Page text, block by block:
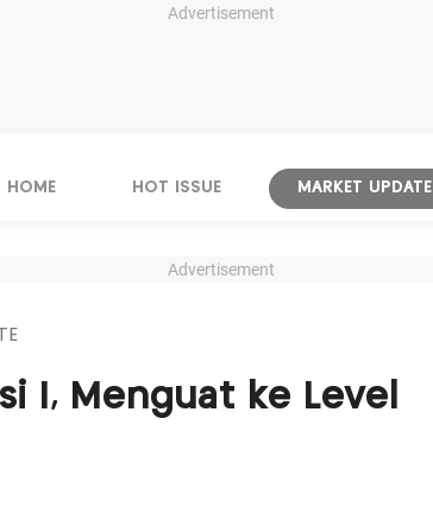
Advertisement
HOME HOT ISSUE MARKET UPDATE
Advertisement
I, Menguat ke Level